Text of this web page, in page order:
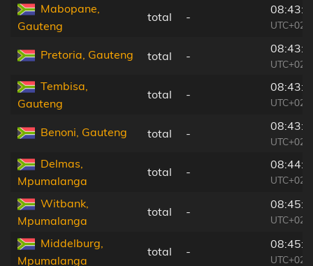
Mabopane,
Gauteng
total -
Pretoria, Gauteng total -
Tembisa,
Gauteng
total -
Benoni, Gauteng total -
Delmas,
Mpumalanga
total -
Witbank,
Mpumalanga
total -
Middelburg,
Mpumalanga
total -